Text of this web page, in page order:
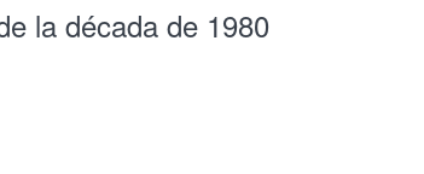
la década de 1980